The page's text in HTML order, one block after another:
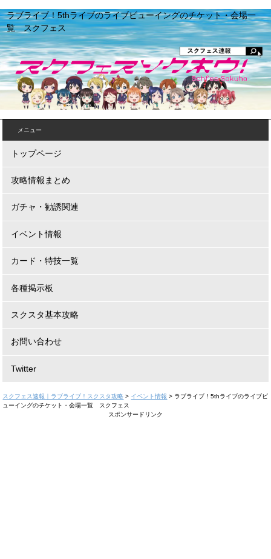
ラブライブ！5thライブのライブビューイングのチケット・会場一
覧 スクフェス
メニュー
トップページ
攻略情報まとめ
ガチャ・勧誘関連
イベント情報
カード・特技一覧
各種掲示板
スクスタ基本攻略
お問い合わせ
Twitter
スクフェス速報｜ラブライブ！スクスタ攻略 > イベント情報 > ラブライブ！5thライブのライブビ
ューイングのチケット・会場一覧 スクフェス
スポンサードリンク